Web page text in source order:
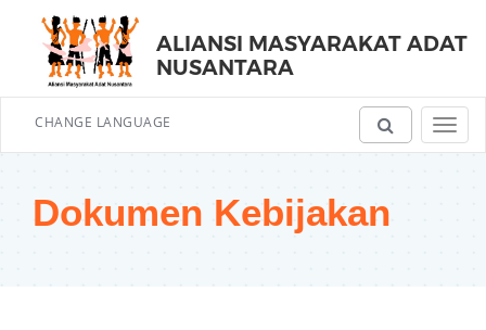
ALIANSI MASYARAKAT ADAT
NUSANTARA
CHANGE LANGUAGE
Dokumen Kebijakan